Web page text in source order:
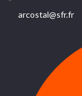
arcostal@sfr.fr